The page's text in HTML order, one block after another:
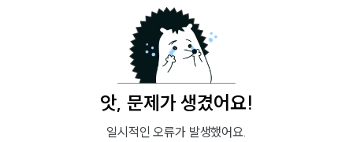
앗, 문제가 생겼어요!
일시적인 오류가 발생했어요.